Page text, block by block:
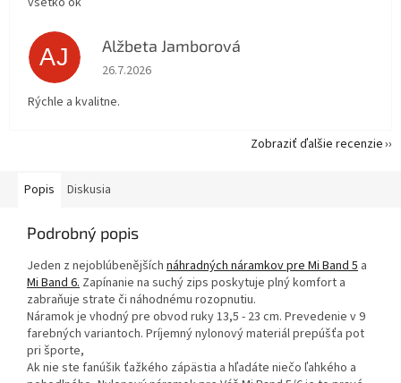
Popis Diskusia
Podrobný popis
Jeden z nejoblúbenějších náhradných náramkov pre Mi Band 5 a
Mi Band 6. Zapínanie na suchý zips poskytuje plný komfort a
zabraňuje strate či náhodnému rozopnutiu.
Náramok je vhodný pre obvod ruky 13,5 - 23 cm. Prevedenie v 9
farebných variantoch. Príjemný nylonový materiál prepúšťa pot
pri športe,
Ak nie ste fanúšik ťažkého zápästia a hľadáte niečo ľahkého a
AJ Alžbeta Jamborová
Hodnotenie obchodu je 5 z 5 hviezdičiek.
26.7.2026
Rýchle a kvalitne.
Zobraziť ďalšie recenzie